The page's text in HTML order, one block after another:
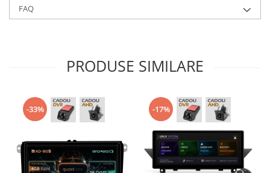
FAQ
PRODUSE SIMILARE
-33% -17%